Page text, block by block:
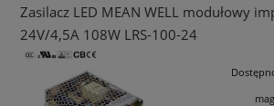
Zasilacz LED MEAN WELL modułowy
24V/4,5A 108W LRS-100-24